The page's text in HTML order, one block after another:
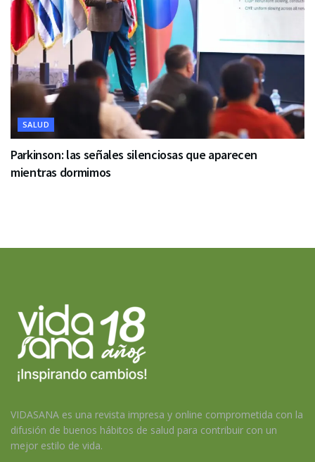
SALUD
Parkinson: las señales silenciosas que aparecen
mientras dormimos
VIDASANA es una revista impresa y online comprometida con la
difusión de buenos hábitos de salud para contribuir con un
mejor estilo de vida.